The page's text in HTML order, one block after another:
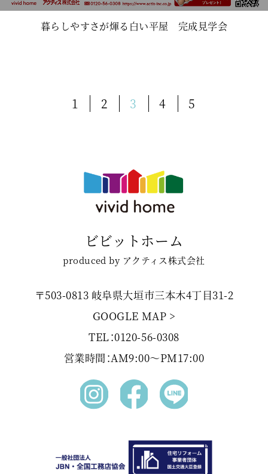
暮らしやすさが煇る白い平屋 完成見学会
1 2 3 4 5
ビビットホーム
produced by アクティス株式会社
〒503-0813 岐阜県大垣市三本木4丁目31-2
GOOGLE MAP >
TEL：0120-56-0308
営業時間：AM9:00〜PM17:00